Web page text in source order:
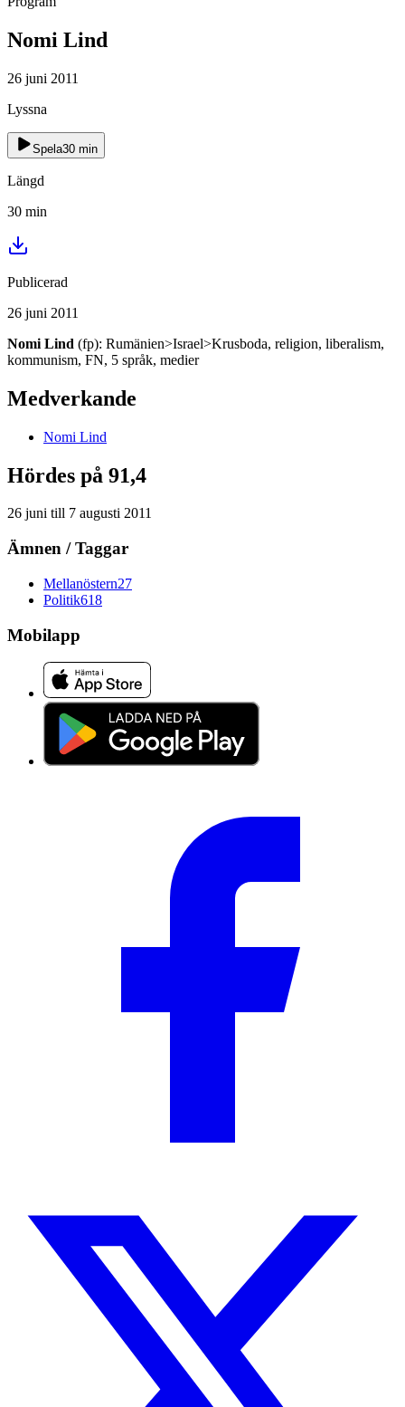
Nomi Lind
26 juni 2011
Lyssna
Spela30 min
Längd
30 min
Publicerad
26 juni 2011
Nomi Lind (fp): Rumänien>Israel>Krusboda, religion, liberalism,
kommunism, FN, 5 språk, medier
Medverkande
Nomi Lind
Hördes på 91,4
26 juni till 7 augusti 2011
Ämnen / Taggar
Mellanöstern27
Politik618
Mobilapp